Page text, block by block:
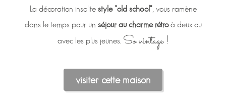
La décoration insolite style "old school", vous ramène
dans le temps pour un séjour au charme rétroà deux ou
avec les plus jeunes. So vintage !
visiter cette maison